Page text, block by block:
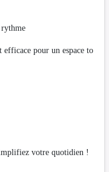
rythme
pour un espace to
votre quotidien !